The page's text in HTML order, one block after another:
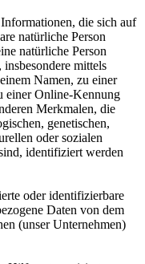
die sich auf
natürliche Person
natürliche Person
mittels
Namen, zu einer
einer Online-Kennung
Merkmalen, die
genetischen,
oder sozialen
identifiziert werden
oder identifizierbare
Daten von dem
(unser Unternehmen)